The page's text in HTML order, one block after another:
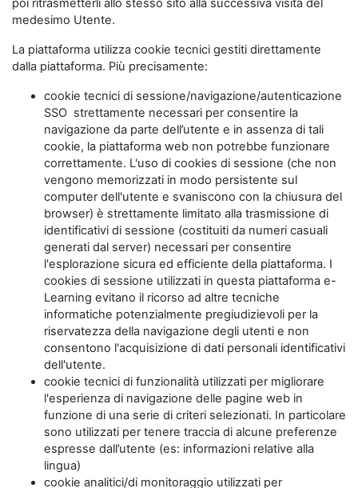
poi ritrasmetterli allo stesso sito alla successiva visita del
medesimo Utente.
La piattaforma utilizza cookie tecnici gestiti direttamente
dalla piattaforma. Più precisamente:
cookie tecnici di sessione/navigazione/autenticazione
SSO strettamente necessari per consentire la
navigazione da parte dell’utente e in assenza di tali
cookie, la piattaforma web non potrebbe funzionare
correttamente. L'uso di cookies di sessione (che non
vengono memorizzati in modo persistente sul
computer dell'utente e svaniscono con la chiusura del
browser) è strettamente limitato alla trasmissione di
identificativi di sessione (costituiti da numeri casuali
generati dal server) necessari per consentire
l'esplorazione sicura ed efficiente della piattaforma. I
cookies di sessione utilizzati in questa piattaforma e-
Learning evitano il ricorso ad altre tecniche
informatiche potenzialmente pregiudizievoli per la
riservatezza della navigazione degli utenti e non
consentono l'acquisizione di dati personali identificativi
dell'utente.
cookie tecnici di funzionalità utilizzati per migliorare
l'esperienza di navigazione delle pagine web in
funzione di una serie di criteri selezionati. In particolare
sono utilizzati per tenere traccia di alcune preferenze
espresse dall’utente (es: informazioni relative alla
lingua)
cookie analitici/di monitoraggio utilizzati per